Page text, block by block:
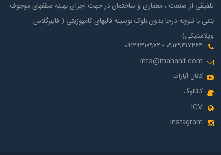
تلفیقی از صنعت ، معماری و ساختمان در جهت اجرای بهینه سقفهای موجوف
بتنی با تیرچه درجا بدون بلوک بوسیله قالبهای کامپوزیتی ( فایبرگلاس
وپلاستیکی)
۰۹۱۲۹۳۱۷۴۶۴ - ۰۹۱۲۹۳۱۷۹۷۲
info@mahanit.com
کانال آپارات
کاتالوگ
ICV
Instagram